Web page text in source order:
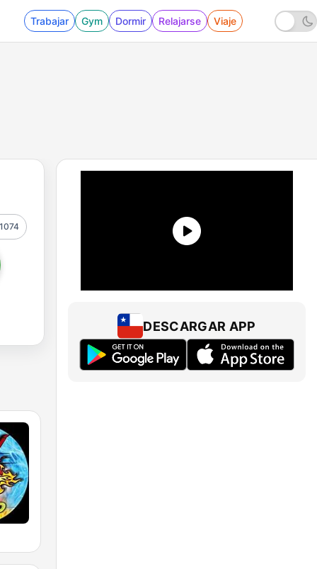
Trabajar Gym Dormir Relajarse Viaje
1074
DESCARGAR APP